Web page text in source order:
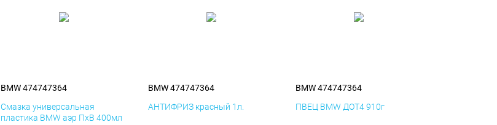
BMW 474747364
Смазка универсальная
пластика BMW аэр ПхВ 400мл
BMW 474747364
АНТИФРИЗ красный 1л.
BMW 474747364
ПВЕЦ BMW ДОТ4 910г